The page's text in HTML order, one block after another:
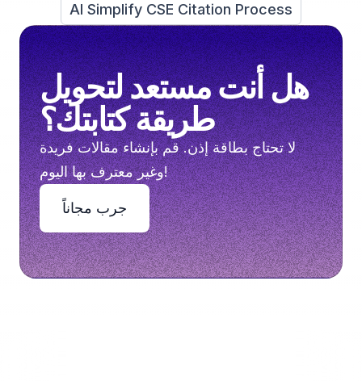
AI Simplify CSE Citation Process
هل أنت مستعد لتحويل
طريقة كتابتك؟
لا تحتاج بطاقة إذن. قم بإنشاء مقالات فريدة
وغير معترف بها اليوم!
جرب مجاناً